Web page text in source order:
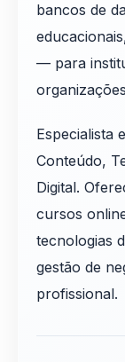
bancos de
— para
Especialista
Conteúdo,
Digital.
cursos
tecnologias
gestão de
profissional.